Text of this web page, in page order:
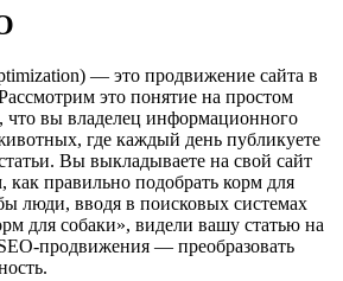
— это продвижение сайта в
это понятие на простом
что вы владелец информационного
где каждый день публикуете
Вы выкладываете на свой сайт
правильно подобрать корм для
люди, вводя в поисковых системах
для собаки», видели вашу статью на
продвижения — преобразовать